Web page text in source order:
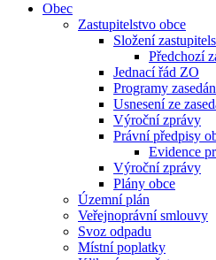
Obec
Zastupitelstvo obce
Složení
Předchozí
Jednací řád ZO
Programy
Usnesení ze
Výroční zprávy
Právní předpisy
Evidence
Výroční zprávy
Plány obce
Územní plán
Veřejnoprávní smlouvy
Svoz odpadu
Místní poplatky